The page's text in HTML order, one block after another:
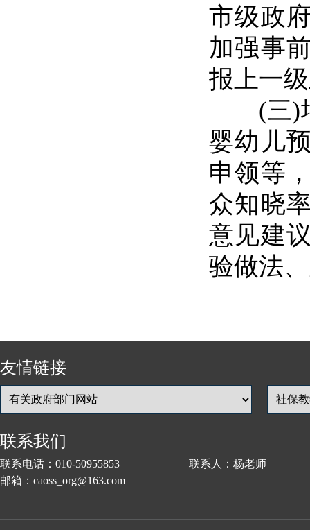
市级政
加强事
报上一
(三)增
婴幼儿
申领等
众知晓
意见建
验做法
友情链接
联系我们
联系电话：010-50955853 联系人：杨老师
邮箱：caoss_org@163.com